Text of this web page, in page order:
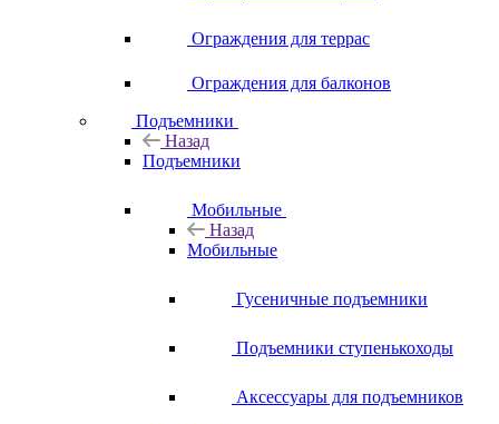
Ограждения для террас
Ограждения для балконов
Подъемники
Назад
Подъемники
Мобильные
Назад
Мобильные
Гусеничные подъемники
Подъемники ступенькоходы
Аксессуары для подъемников